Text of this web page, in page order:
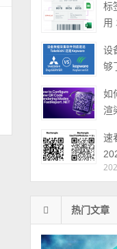
标
用
设
够
如
渲
速
热门文章